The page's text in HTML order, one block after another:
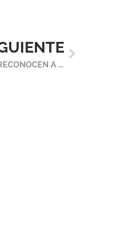
VALLADOLID PLURAL — “LOS PREMIOS ECOEMPLEO RECONOCEN A EMPRENDEDORES DE OLMEDO, TIEDRA Y ALDEAMAYOR CON PROYECTOS VERDES”